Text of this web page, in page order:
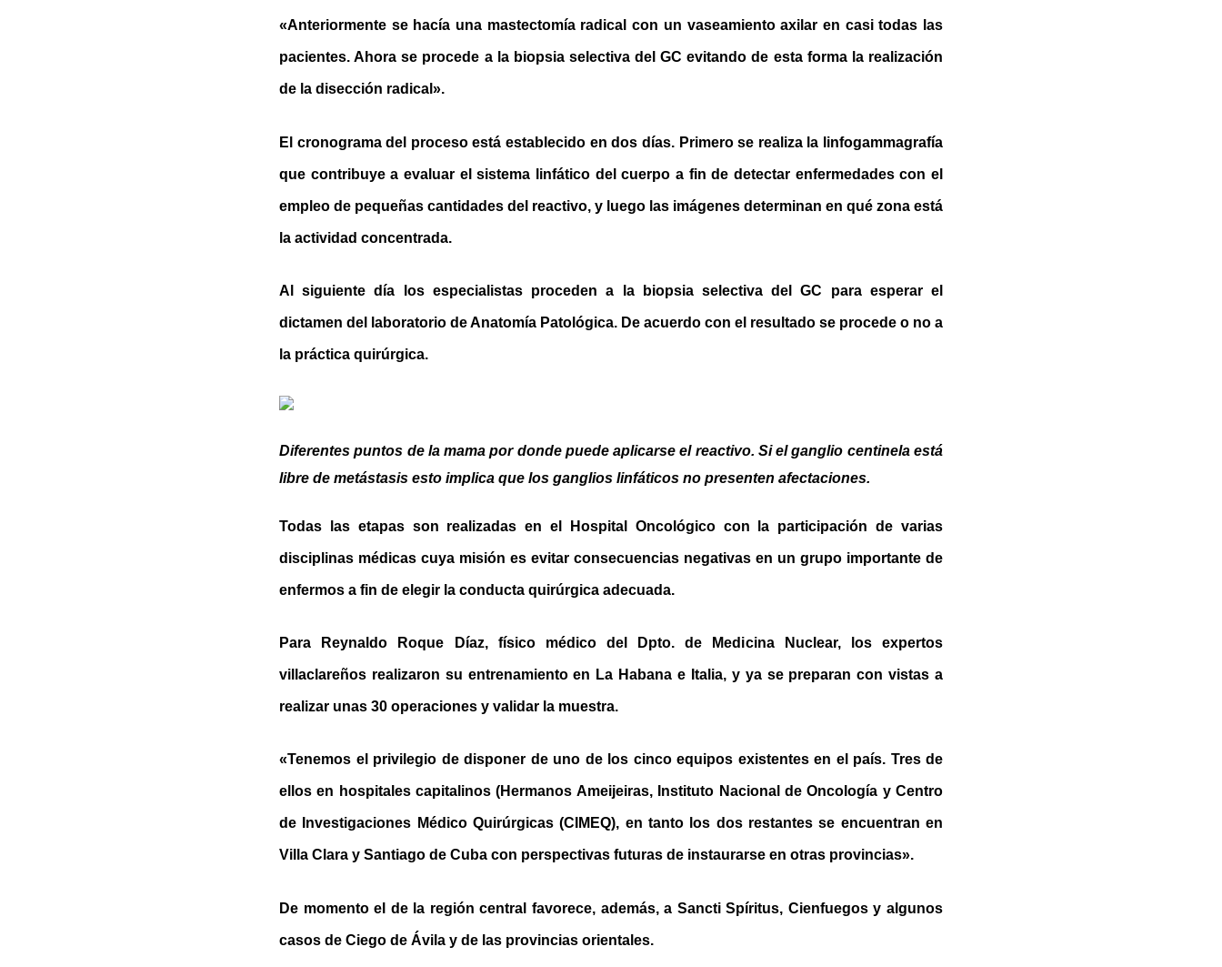
«Anteriormente se hacía una mastectomía radical con un vaseamiento axilar en casi todas las
pacientes. Ahora se procede a la biopsia selectiva del GC evitando de esta forma la realización
de la disección radical».
El cronograma del proceso está establecido en dos días. Primero se realiza la linfogammagrafía
que contribuye a evaluar el sistema linfático del cuerpo a fin de detectar enfermedades con el
empleo de pequeñas cantidades del reactivo, y luego las imágenes determinan en qué zona está
la actividad concentrada.
Al siguiente día los especialistas proceden a la biopsia selectiva del GC para esperar el
dictamen del laboratorio de Anatomía Patológica. De acuerdo con el resultado se procede o no a
la práctica quirúrgica.
Diferentes puntos de la mama por donde puede aplicarse el reactivo. Si el ganglio centinela está
libre de metástasis esto implica que los ganglios linfáticos no presenten afectaciones.
Todas las etapas son realizadas en el Hospital Oncológico con la participación de varias
disciplinas médicas cuya misión es evitar consecuencias negativas en un grupo importante de
enfermos a fin de elegir la conducta quirúrgica adecuada.
Para Reynaldo Roque Díaz, físico médico del Dpto. de Medicina Nuclear, los expertos
villaclareños realizaron su entrenamiento en La Habana e Italia, y ya se preparan con vistas a
realizar unas 30 operaciones y validar la muestra.
«Tenemos el privilegio de disponer de uno de los cinco equipos existentes en el país. Tres de
ellos en hospitales capitalinos (Hermanos Ameijeiras, Instituto Nacional de Oncología y Centro
de Investigaciones Médico Quirúrgicas (CIMEQ), en tanto los dos restantes se encuentran en
Villa Clara y Santiago de Cuba con perspectivas futuras de instaurarse en otras provincias».
De momento el de la región central favorece, además, a Sancti Spíritus, Cienfuegos y algunos
casos de Ciego de Ávila y de las provincias orientales.